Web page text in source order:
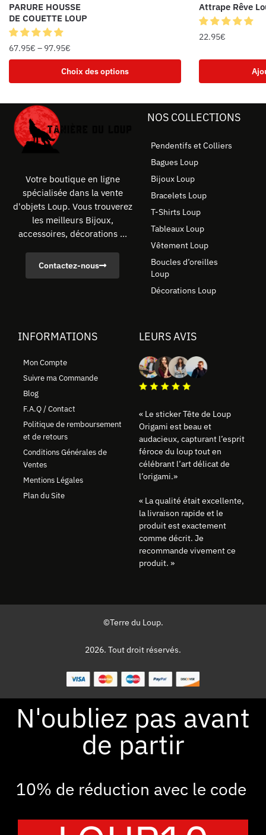
PARURE HOUSSE
DE COUETTE LOUP
67.95€ – 97.95€
Choix des options
Attrape Rêve
22.95€
Votre boutique en ligne
spécialisée dans la vente
d'objets Loup. Vous trouverez
les meilleurs Bijoux,
accessoires, décorations ...
Contactez-nous
NOS COLLECTIONS
Pendentifs et Colliers
Bagues Loup
Bijoux Loup
Bracelets Loup
T-Shirts Loup
Tableaux Loup
Vêtement Loup
Boucles d’oreilles
Loup
Décorations Loup
INFORMATIONS
Mon Compte
Suivre ma Commande
Blog
F.A.Q / Contact
Politique de remboursement
et de retours
Conditions Générales de
Ventes
Mentions Légales
Plan du Site
LEURS AVIS
« Le sticker Tête de Loup
Origami est beau et
audacieux, capturant l’esprit
féroce du loup tout en
célébrant l’art délicat de
l’origami.»
« La qualité était excellente,
la livraison rapide et le
produit est exactement
comme décrit. Je
recommande vivement ce
produit. »
©Terre du Loup.
2026. Tout droit réservés.
N'oubliez pas avant
de partir
10% de réduction avec le code